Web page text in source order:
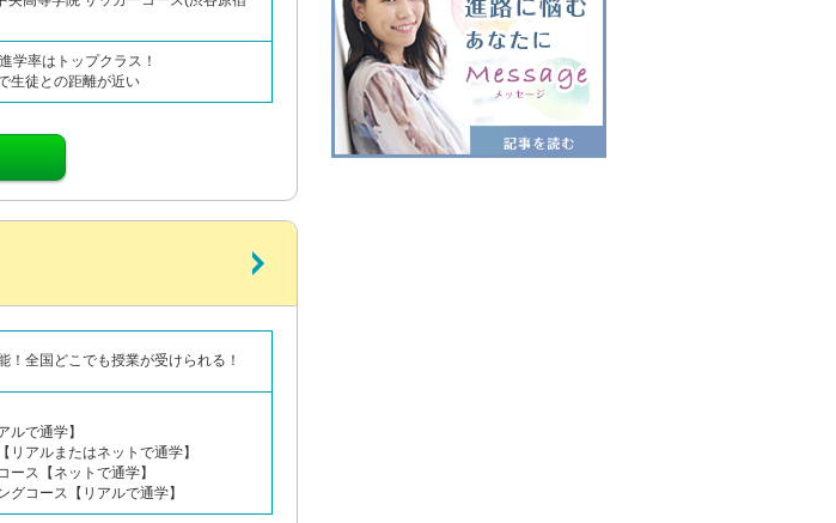
学率はトップクラス！
生徒との距離が近い
！全国どこでも授業が受けられる！
ルで通学】
リアルまたはネットで通学】
ース【ネットで通学】
グコース【リアルで通学】